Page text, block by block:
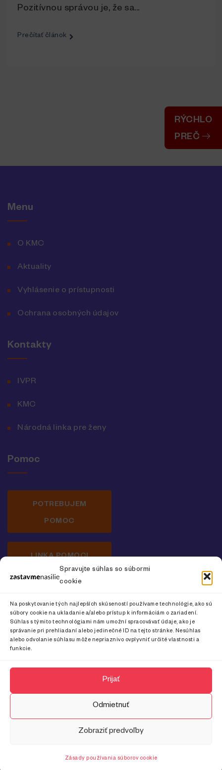
Spravujte súhlas so súbormi
cookie
Na poskytovanie tých najlepších skúseností používame technológie, ako sú
súbory cookie na ukladanie a/alebo prístup k informáciám o zariadení.
Súhlas s týmito technológiami nám umožní spracovávať údaje, ako je
správanie pri prehliadaní alebo jedinečné ID na tejto stránke. Nesúhlas
alebo odvolanie súhlasu môže nepriaznivo ovplyvniť určité vlastnosti a
funkcie.
Prijať
Odmietnuť
Zobraziť predvoľby
Zásady používania súborov cookie
RÝCHLO
PREČ
Pozitívnou správou je, že sa...
Prečítať článok
Menu
O KMC
Aktuality
Vyhlásenie o prístupnosti
Ochrana osobných údajov
Kontakty
IVPR
KMC
Národná linka pre ženy
Pomoc
POTREBUJEM
POMOC
LINKA POMOCI
Newsletter o prevencii násilia na ženách
CHCEM ODOBERAŤ